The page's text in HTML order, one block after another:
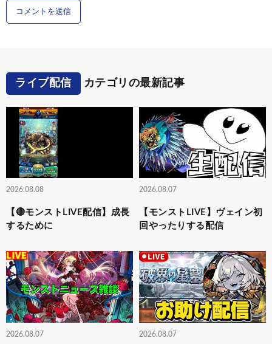
ライブ配信 カテゴリの最新記事
2026.08.08
【🔴モンストLIVE配信】成長
するために
2026.08.07
【モンストLIVE】ヴェイン初
回やったりする配信
2026.08.07 2026.08.07